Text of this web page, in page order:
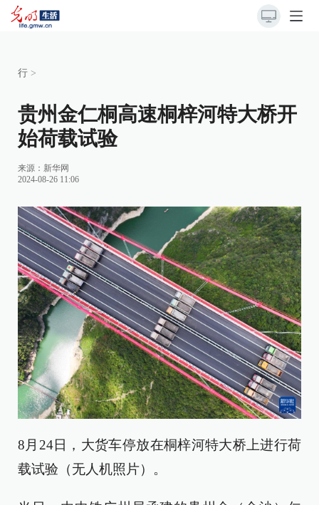
行 >
贵州金仁桐高速桐梓河特大桥开
始荷载试验
来源： 新华网
2024-08-26 11:06
8月24日，大货车停放在桐梓河特大桥上进行荷
载试验（无人机照片）。